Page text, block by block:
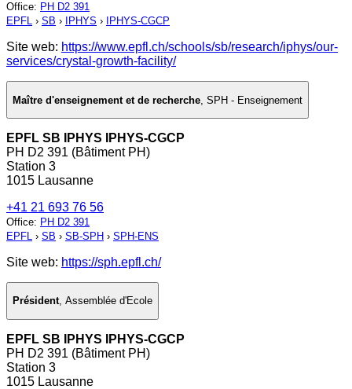
Office: PH D2 391
EPFL › SB › IPHYS › IPHYS-CGCP
Site web: https://www.epfl.ch/schools/sb/research/iphys/our-
services/crystal-growth-facility/
Maître d'enseignement et de recherche SPH - Enseignement
EPFL SB IPHYS IPHYS-CGCP
PH D2 391 (Bâtiment PH)
Station 3
1015 Lausanne
+41 21 693 76 56
Office: PH D2 391
EPFL › SB › SB-SPH › SPH-ENS
Site web: https://sph.epfl.ch/
Président, Assemblée d'Ecole
EPFL SB IPHYS IPHYS-CGCP
PH D2 391 (Bâtiment PH)
Station 3
1015 Lausanne